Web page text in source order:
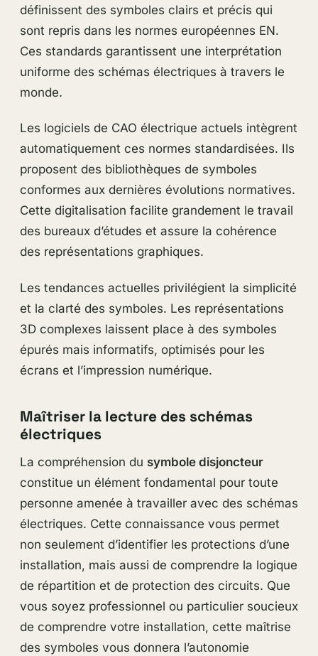
définissent des symboles clairs et précis qui
sont repris dans les normes européennes EN.
Ces standards garantissent une interprétation
uniforme des schémas électriques à travers le
monde.
Les logiciels de CAO électrique actuels intègrent
automatiquement ces normes standardisées. Ils
proposent des bibliothèques de symboles
conformes aux dernières évolutions normatives.
Cette digitalisation facilite grandement le travail
des bureaux d’études et assure la cohérence
des représentations graphiques.
Les tendances actuelles privilégient la simplicité
et la clarté des symboles. Les représentations
3D complexes laissent place à des symboles
épurés mais informatifs, optimisés pour les
écrans et l’impression numérique.
Maîtriser la lecture des schémas
électriques
La compréhension du symbole disjoncteur
constitue un élément fondamental pour toute
personne amenée à travailler avec des schémas
électriques. Cette connaissance vous permet
non seulement d’identifier les protections d’une
installation, mais aussi de comprendre la logique
de répartition et de protection des circuits. Que
vous soyez professionnel ou particulier soucieux
de comprendre votre installation, cette maîtrise
des symboles vous donnera l’autonomie